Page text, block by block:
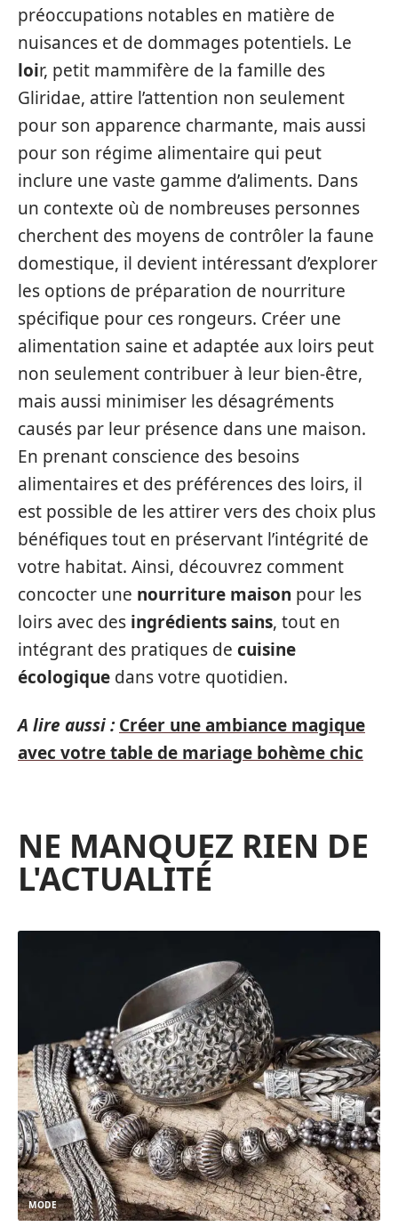
préoccupations notables en matière de
nuisances et de dommages potentiels. Le
loir, petit mammifère de la famille des
Gliridae, attire l’attention non seulement
pour son apparence charmante, mais aussi
pour son régime alimentaire qui peut
inclure une vaste gamme d’aliments. Dans
un contexte où de nombreuses personnes
cherchent des moyens de contrôler la faune
domestique, il devient intéressant d’explorer
les options de préparation de nourriture
spécifique pour ces rongeurs. Créer une
alimentation saine et adaptée aux loirs peut
non seulement contribuer à leur bien-être,
mais aussi minimiser les désagréments
causés par leur présence dans une maison.
En prenant conscience des besoins
alimentaires et des préférences des loirs, il
est possible de les attirer vers des choix plus
bénéfiques tout en préservant l’intégrité de
votre habitat. Ainsi, découvrez comment
concocter une nourriture maison pour les
loirs avec des ingrédients sains, tout en
intégrant des pratiques de cuisine
écologique dans votre quotidien.
A lire aussi : Créer une ambiance magique
avec votre table de mariage bohème chic
NE MANQUEZ RIEN DE
L'ACTUALITÉ
MODE